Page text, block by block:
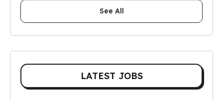
See All
LATEST JOBS